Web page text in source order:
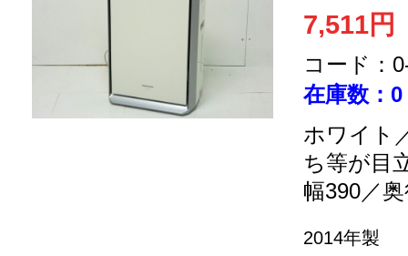
7,511円
コード：
在庫数：0
ホワイト
ち等が目
幅390／
2014年製